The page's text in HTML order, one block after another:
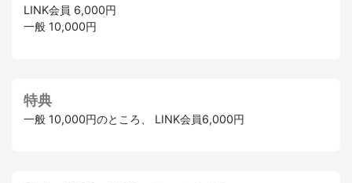
LINK会員 6,000円
一般 10,000円
特典
一般 10,000円のところ、 LINK会員6,000円